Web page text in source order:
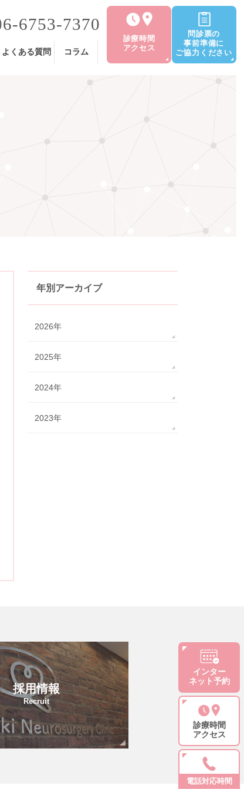
よくある質問 コラム
6753-7370
診療時間
アクセス
問診票の
事前準備に
ご協力ください
年別アーカイブ
2026年
2025年
2024年
2023年
採用情報
Recruit
インター
ネット予約
診療時間
アクセス
電話対応時間